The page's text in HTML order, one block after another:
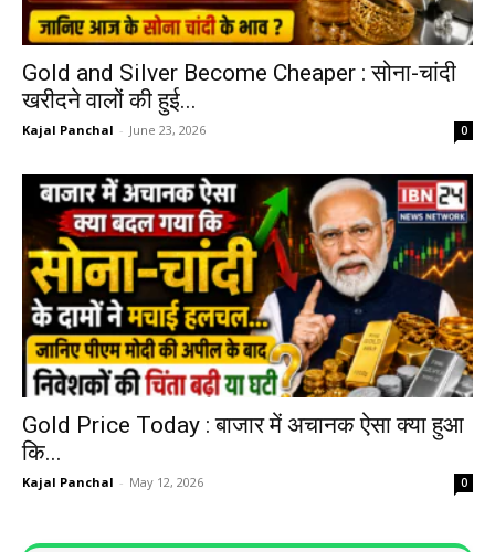
Gold and Silver Become Cheaper : सोना-चांदी
खरीदने वालों की हुई...
Kajal Panchal - June 23, 2026 0
Gold Price Today : बाजार में अचानक ऐसा क्या हुआ
कि...
Kajal Panchal - May 12, 2026 0